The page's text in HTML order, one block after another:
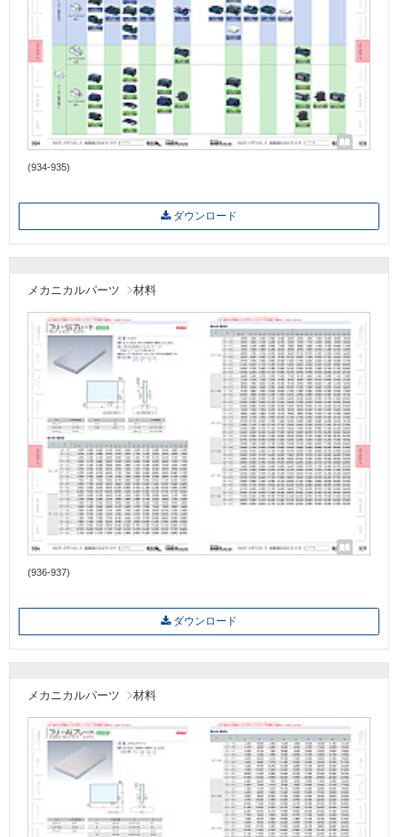
(934-935)
ダウンロード
メカニカルパーツ 材料
(936-937)
ダウンロード
メカニカルパーツ 材料